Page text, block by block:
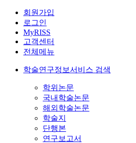
회원가입
로그인
MyRISS
고객센터
전체메뉴
학술연구정보서비스 검색
학위논문
국내학술논문
해외학술논문
학술지
단행본
연구보고서